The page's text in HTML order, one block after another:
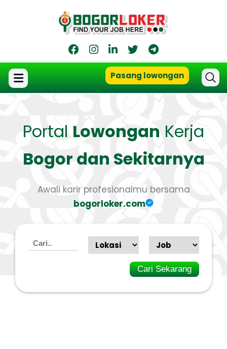
Pasang lowongan
Portal Lowongan Kerja
Bogor dan Sekitarnya
Awali karir profesionalmu bersama
bogorloker.com
Cari Sekarang